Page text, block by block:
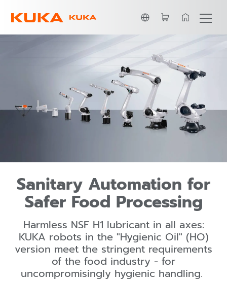
Advantages Contact
ภาษาไทย / Thai
Sanitary Automation for
Safer Food Processing
Harmless NSF H1 lubricant in all axes:
KUKA robots in the "Hygienic Oil" (HO)
version meet the stringent requirements
of the food industry - for
uncompromisingly hygienic handling.